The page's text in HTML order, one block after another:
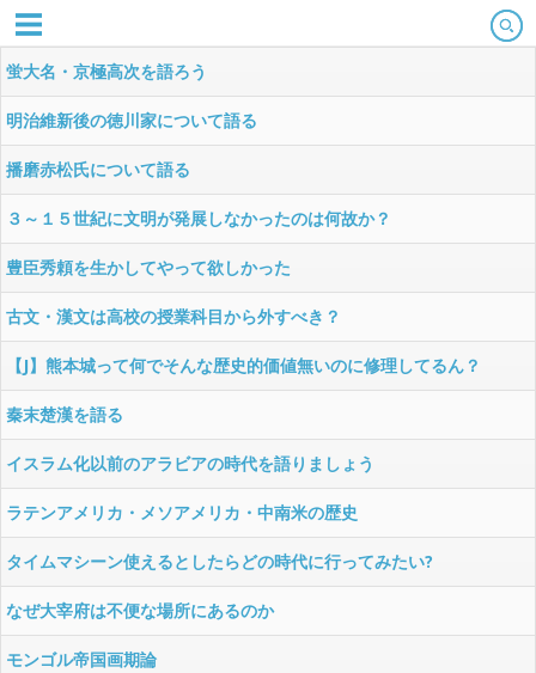
蛍大名・京極高次を語ろう
明治維新後の徳川家について語る
播磨赤松氏について語る
３～１５世紀に文明が発展しなかったのは何故か？
豊臣秀頼を生かしてやって欲しかった
古文・漢文は高校の授業科目から外すべき？
【J】熊本城って何でそんな歴史的価値無いのに修理してるん？
秦末楚漢を語る
イスラム化以前のアラビアの時代を語りましょう
ラテンアメリカ・メソアメリカ・中南米の歴史
タイムマシーン使えるとしたらどの時代に行ってみたい?
なぜ大宰府は不便な場所にあるのか
モンゴル帝国画期論